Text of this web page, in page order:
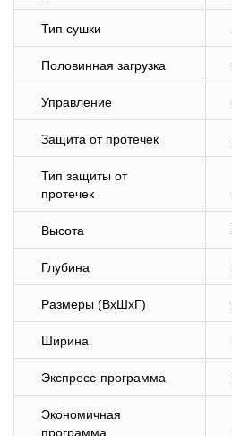
Тип сушки
Половинная загрузка
Управление
Защита от протечек
Тип защиты от
протечек
Высота
Глубина
Размеры (ВхШхГ)
Ширина
Экспресс-программа
Экономичная
программа